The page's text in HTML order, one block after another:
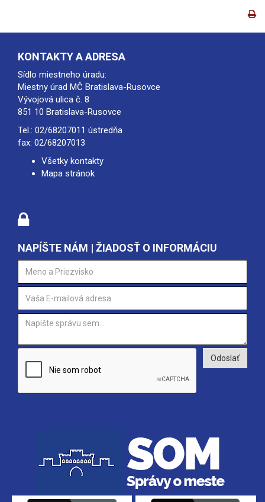
KONTAKTY A ADRESA
Sídlo miestneho úradu:
Miestny úrad MČ Bratislava-Rusovce
Vývojová ulica č. 8
851 10 Bratislava-Rusovce
Tel.: 02/68207011 ústredňa
fax: 02/68207013
Všetky kontakty
Mapa stránok
NAPÍŠTE NÁM | ŽIADOSŤ O INFORMÁCIU